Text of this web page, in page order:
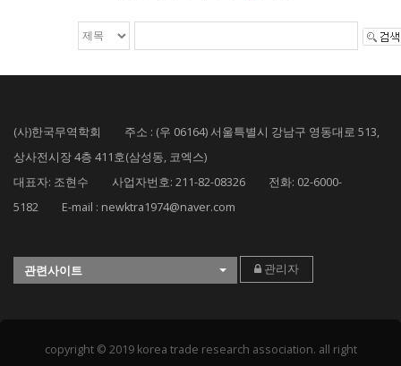
(사)한국무역학회 주소 : (우 06164) 서울특별시 강남구 영동대로 513,
상사전시장 4층 411호(삼성동, 코엑스)
대표자: 조현수 사업자번호: 211-82-08326 전화: 02-6000-
5182 E-mail : newktra1974@naver.com
관련사이트 관리자
copyright © 2019 korea trade research association. all right